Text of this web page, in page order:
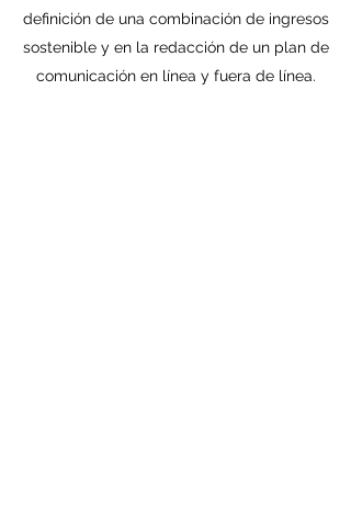
definición de una combinación de ingresos
sostenible y en la redacción de un plan de
comunicación en línea y fuera de línea.